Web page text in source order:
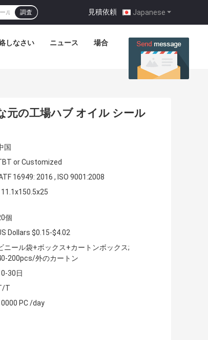
Japanese
見積依頼 |
調査
しなさい ニュース 場合
元の工場ハブ オイル シール
国
or Customized
16949: 2016 , ISO 9001:2008
個
Dollars $0.15-$4.02
ニール袋+ボックス+カートンボックス;
200pcs/外のカートン
30日
T
PC /day